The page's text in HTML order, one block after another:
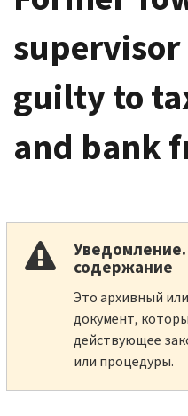
guilty to
and bank
содержание
Это архивный
документ,
действующее
или процедуры.